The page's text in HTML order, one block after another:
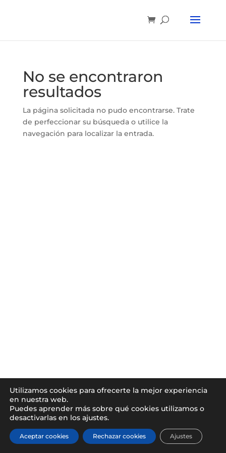
No se encontraron
resultados
La página solicitada no pudo encontrarse. Trate
de perfeccionar su búsqueda o utilice la
navegación para localizar la entrada.
Utilizamos cookies para ofrecerte la mejor experiencia
en nuestra web.
Puedes aprender más sobre qué cookies utilizamos o
desactivarlas en los ajustes.
Aceptar cookies Rechazar cookies Ajustes